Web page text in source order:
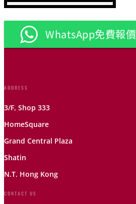
WhatsApp免費報價
ADDRESS
3/F, Shop 333
HomeSquare
Grand Central Plaza
Shatin
N.T. Hong Kong
CONTACT US